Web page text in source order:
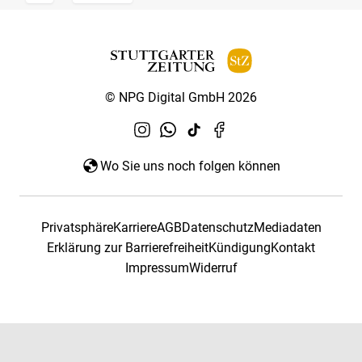
© NPG Digital GmbH 2026
Wo Sie uns noch folgen können
PrivatsphäreKarriereAGBDatenschutzMediadaten
Erklärung zur BarrierefreiheitKündigungKontakt
ImpressumWiderruf